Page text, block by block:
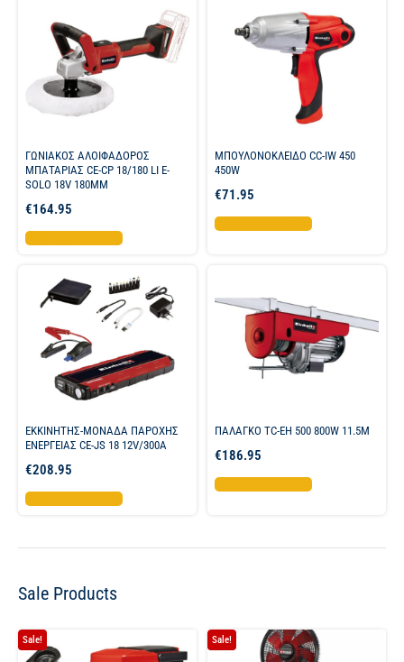
ΓΩΝΙΑΚΟΣ ΑΛΟΙΦΑΔΟΡΟΣ
ΜΠΑΤΑΡΙΑΣ CE-CP 18/180 LI E-
SOLO 18V 180MM
€164.95
Προσθήκη στο καλάθι
ΜΠΟΥΛΟΝΟΚΛΕΙΔΟ CC-IW 450
450W
€71.95
Προσθήκη στο καλάθι
ΕΚΚΙΝΗΤΗΣ-ΜΟΝΑΔΑ ΠΑΡΟΧΗΣ
ΕΝΕΡΓΕΙΑΣ CE-JS 18 12V/300A
€208.95
Προσθήκη στο καλάθι
ΠΑΛΑΓΚΟ TC-EH 500 800W 11.5M
€186.95
Προσθήκη στο καλάθι
Sale Products
Sale! Sale!